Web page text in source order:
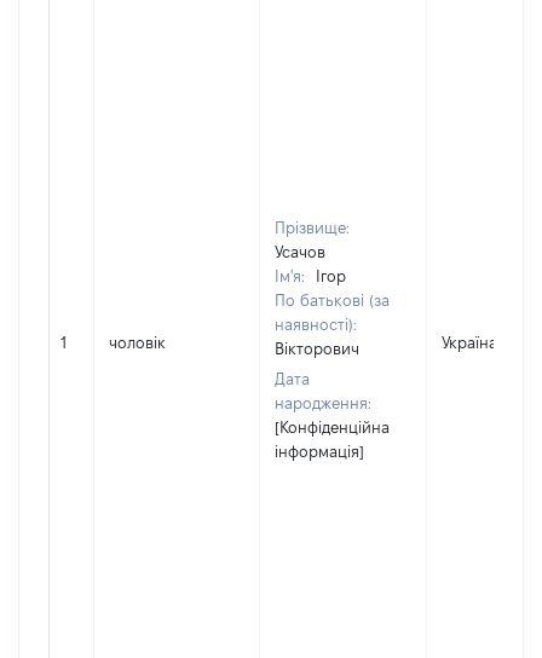
1 чоловік
Прізвище:
Усачов
Ім'я:
Ігор
По батькові (за
наявності):
Вікторович
Дата
народження:
[Конфіденційна
інформація]
Україна